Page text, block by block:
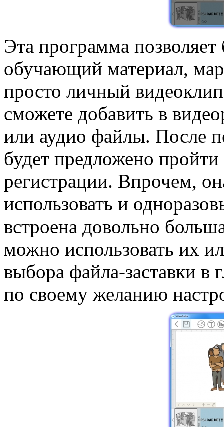
Эта программа
обучающий материал,
просто личный
сможете добавить в
или аудио файлы. После
будет предложено
регистрации. Впрочем,
использовать и
встроена довольно
можно использовать их
выбора файла-заставки
по своему желанию